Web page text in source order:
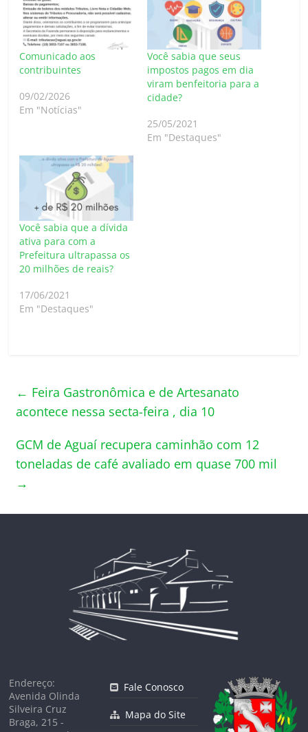
Comunicado aos
contribuintes
09/02/2026
Em "Notícias"
Você sabia que seus
impostos pagos em dia
viram benfeitoria para a
cidade?
25/05/2021
Em "Destaques"
Você sabia que a dívida
ativa para com a
Prefeitura ultrapassa os
20 milhões de reais?
17/06/2021
Em "Destaques"
← Feira Gastronômica e de Artesanato
acontece nessa secta-feira , dia 10
GCM de Aguaí recupera caminhão com 12
toneladas de café avaliado em quase 700 mil
→
Endereço:
Avenida Olinda
Silveira Cruz
Braga, 215 -
Fale Conosco
Mapa do Site